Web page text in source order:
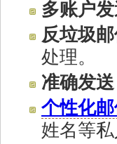
多账户
反垃圾
处理。
准确发送
个性化
姓名等私